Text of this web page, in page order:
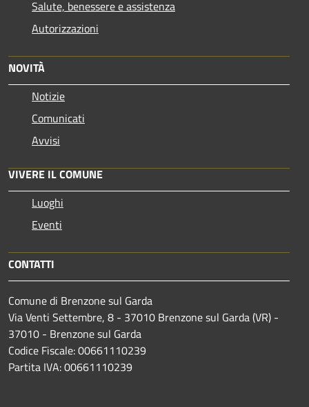
Salute, benessere e assistenza
Autorizzazioni
NOVITÀ
Notizie
Comunicati
Avvisi
VIVERE IL COMUNE
Luoghi
Eventi
CONTATTI
Comune di Brenzone sul Garda
Via Venti Settembre, 8 - 37010 Brenzone sul Garda (VR) -
37010 - Brenzone sul Garda
Codice Fiscale: 00661110239
Partita IVA: 00661110239